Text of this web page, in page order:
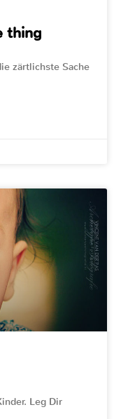
thing
zärtlichste Sache
Leg Dir